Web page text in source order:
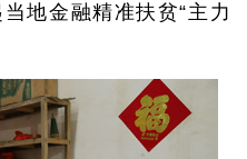
地金融精准扶贫“主力